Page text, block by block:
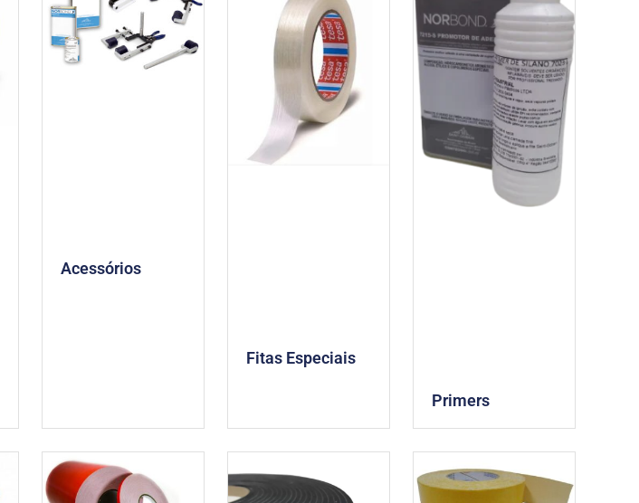
Acessórios
Fitas Especiais
Primers